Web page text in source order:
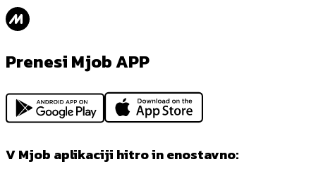
Prenesi Mjob APP
V Mjob aplikaciji hitro in enostavno: